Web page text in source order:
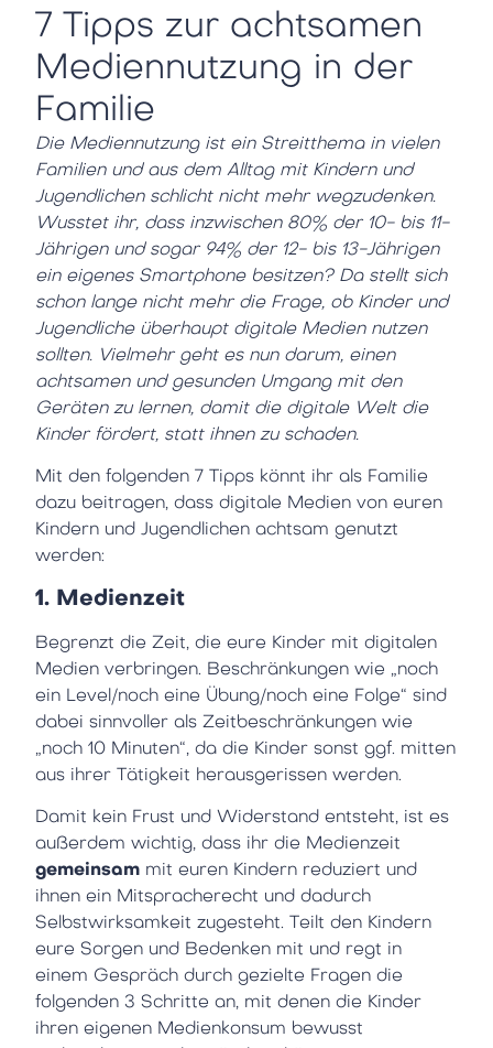
7 Tipps zur achtsamen
Mediennutzung in der
Familie
Die Mediennutzung ist ein Streitthema in vielen
Familien und aus dem Alltag mit Kindern und
Jugendlichen schlicht nicht mehr wegzudenken.
Wusstet ihr, dass inzwischen 80% der 10- bis 11-
Jährigen und sogar 94% der 12- bis 13-Jährigen
ein eigenes Smartphone besitzen? Da stellt sich
schon lange nicht mehr die Frage, ob Kinder und
Jugendliche überhaupt digitale Medien nutzen
sollten. Vielmehr geht es nun darum, einen
achtsamen und gesunden Umgang mit den
Geräten zu lernen, damit die digitale Welt die
Kinder fördert, statt ihnen zu schaden.
Mit den folgenden 7 Tipps könnt ihr als Familie
dazu beitragen, dass digitale Medien von euren
Kindern und Jugendlichen achtsam genutzt
werden:
1. Medienzeit
Begrenzt die Zeit, die eure Kinder mit digitalen
Medien verbringen. Beschränkungen wie „noch
ein Level/noch eine Übung/noch eine Folge“ sind
dabei sinnvoller als Zeitbeschränkungen wie
„noch 10 Minuten“, da die Kinder sonst ggf. mitten
aus ihrer Tätigkeit herausgerissen werden.
Damit kein Frust und Widerstand entsteht, ist es
außerdem wichtig, dass ihr die Medienzeit
gemeinsam mit euren Kindern reduziert und
ihnen ein Mitspracherecht und dadurch
Selbstwirksamkeit zugesteht. Teilt den Kindern
eure Sorgen und Bedenken mit und regt in
einem Gespräch durch gezielte Fragen die
folgenden 3 Schritte an, mit denen die Kinder
ihren eigenen Medienkonsum bewusst